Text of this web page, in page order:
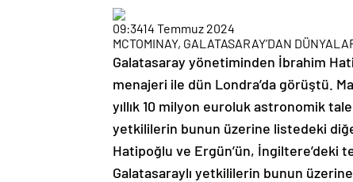
09:3414 Temmuz 2024
MCTOMINAY, GALATASARAY’DAN
Galatasaray yönetiminden İbrahim
menajeri ile dün Londra’da görüştü.
yıllık 10 milyon euroluk astronomik
yetkililerin bunun üzerine listedeki
Hatipoğlu ve Ergün’ün, İngiltere’deki
Galatasaraylı yetkililerin bunun